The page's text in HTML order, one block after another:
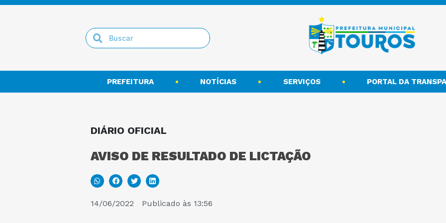
PREFEITURA NOTÍCIAS SERVIÇOS PORTAL DA
DIÁRIO OFICIAL
AVISO DE RESULTADO DE LICTAÇÃO
14/06/2022 Publicado às 13:56